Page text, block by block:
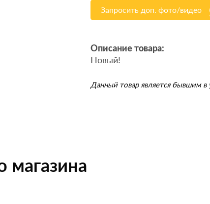
Запросить доп. фото/видео
Описание товара:
Новый!
Данный товар является бывшим в
магазина